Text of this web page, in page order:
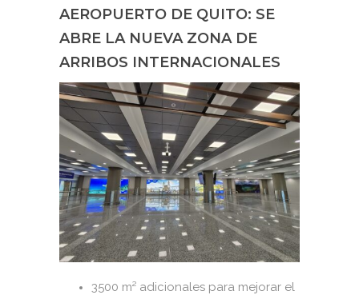
AEROPUERTO DE QUITO: SE
ABRE LA NUEVA ZONA DE
ARRIBOS INTERNACIONALES
3500 m² adicionales para mejorar el